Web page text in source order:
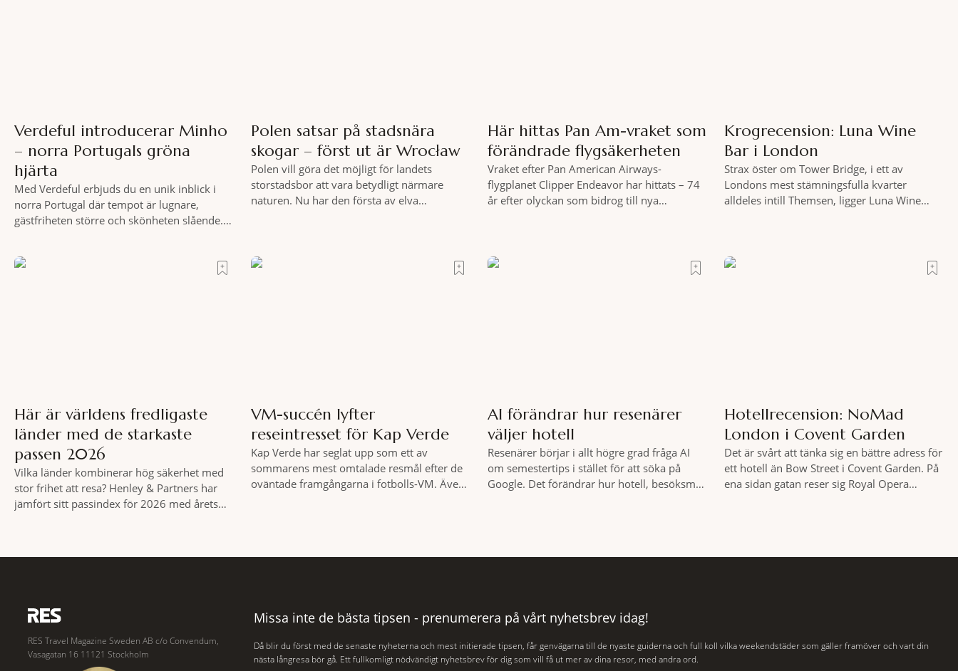
Verdeful introducerar Minho
– norra Portugals gröna
hjärta
Med Verdeful erbjuds du en unik inblick i
norra Portugal där tempot är lugnare,
gästfriheten större och skönheten slående.
bakgrund, upplever du regionen på bästa
Polen satsar på stadsnära
skogar – först ut är Wrocław
Polen vill göra det möjligt för landets
storstadsbor att vara betydligt närmare
naturen. Nu har den första av elva
vidsträckta, skyddade skogsområden i direkt
anslutning till urbana miljöer. Tanken är att
Här hittas Pan Am-vraket som
förändrade flygsäkerheten
Vraket efter Pan American Airways-
flygplanet Clipper Endeavor har hittats – 74
år efter olyckan som bidrog till nya
under Atlantens yta, drygt 74 år efter
olyckan utanför Puerto Rico. BBC skriver att
Krogrecension: Luna Wine
Bar i London
Strax öster om Tower Bridge, i ett av
Londons mest stämningsfulla kvarter
alldeles intill Themsen, ligger Luna Wine
Thames är ett både historiskt spännande
Här är världens fredligaste
länder med de starkaste
passen 2026
Vilka länder kombinerar hög säkerhet med
stor frihet att resa? Henley & Partners har
jämfört sitt passindex för 2026 med årets
VM-succén lyfter
reseintresset för Kap Verde
Kap Verde har seglat upp som ett av
sommarens mest omtalade resmål efter de
oväntade framgångarna i fotbolls-VM. Även
AI förändrar hur resenärer
väljer hotell
Resenärer börjar i allt högre grad fråga AI
om semestertips i stället för att söka på
Google. Det förändrar hur hotell, besöksmål
Hotellrecension: NoMad
London i Covent Garden
Det är svårt att tänka sig en bättre adress för
ett hotell än Bow Street i Covent Garden. På
ena sidan gatan reser sig Royal Opera
RES Travel Magazine Sweden AB c/o Convendum,
Vasagatan 16 11121 Stockholm
Missa inte de bästa tipsen - prenumerera på vårt nyhetsbrev idag!
Då blir du först med de senaste nyheterna och mest initierade tipsen, får genvägarna till de nyaste guiderna och full koll vilka weekendstäder som gäller framöver och vart din
nästa långresa bör gå. Ett fullkomligt nödvändigt nyhetsbrev för dig som vill få ut mer av dina resor, med andra ord.